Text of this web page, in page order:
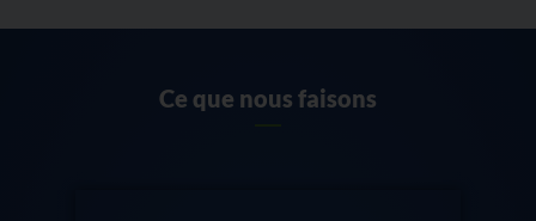
Ce que nous faisons